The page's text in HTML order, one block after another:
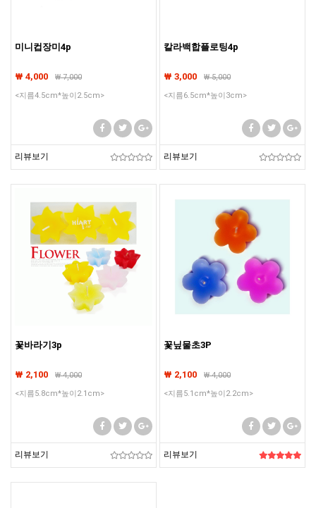
미니컵장미4p
₩ 4,000 ₩7,000
<지름4.5cm*높이2.5cm>
리뷰보기
칼라백합플로팅4p
₩ 3,000 ₩5,000
<지름6.5cm*높이3cm>
리뷰보기
꽃바라기3p
₩ 2,100 ₩4,000
<지름5.8cm*높이2.1cm>
리뷰보기
꽃닢물초3P
₩ 2,100 ₩4,000
<지름5.1cm*높이2.2cm>
리뷰보기